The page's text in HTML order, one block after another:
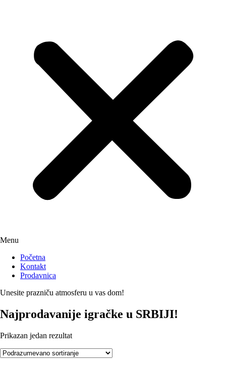
Menu
Početna
Kontakt
Prodavnica
Unesite prazniču atmosferu u vas dom!
Najprodavanije igračke u SRBIJI!
Prikazan jedan rezultat